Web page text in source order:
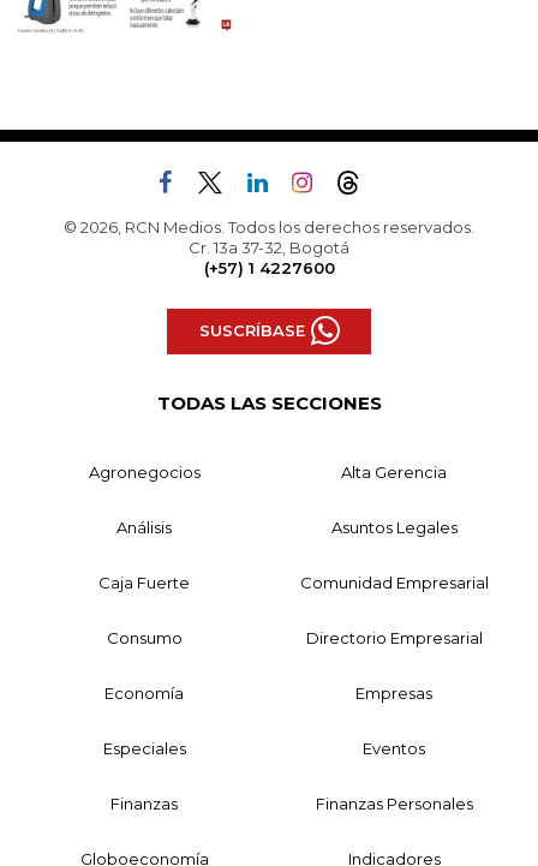
© 2026, RCN Medios. Todos los derechos reservados.
Cr. 13a 37-32, Bogotá
(+57) 1 4227600
SUSCRÍBASE
TODAS LAS SECCIONES
Agronegocios Alta Gerencia
Análisis Asuntos Legales
Caja Fuerte Comunidad Empresarial
Consumo Directorio Empresarial
Economía Empresas
Especiales Eventos
Finanzas Finanzas Personales
Globoeconomía Indicadores